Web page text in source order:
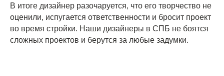
В итоге дизайнер разочаруется, что его творчество не
оценили, испугается ответственности и бросит проект
во время стройки. Наши дизайнеры в СПБ не боятся
сложных проектов и берутся за любые задумки.